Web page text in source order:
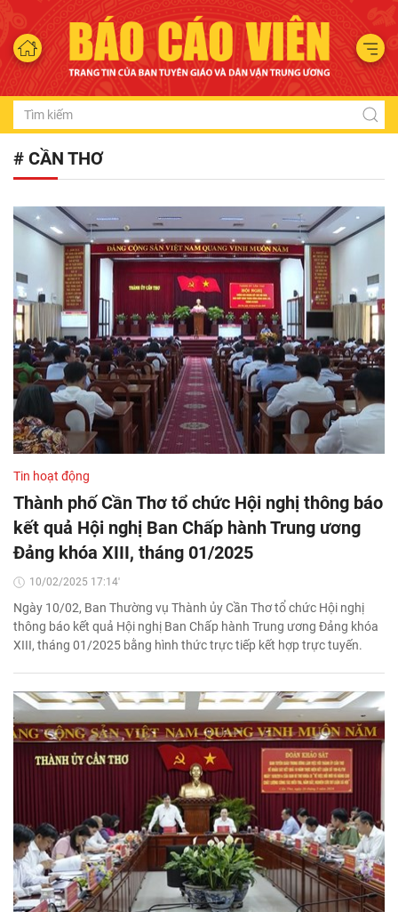
# CẦN THƠ
Tin hoạt động
Thành phố Cần Thơ tổ chức Hội nghị thông báo
kết quả Hội nghị Ban Chấp hành Trung ương
Ðảng khóa XIII, tháng 01/2025
10/02/2025 17:14'
Ngày 10/02, Ban Thường vụ Thành ủy Cần Thơ tổ chức Hội nghị
thông báo kết quả Hội nghị Ban Chấp hành Trung ương Ðảng khóa
XIII, tháng 01/2025 bằng hình thức trực tiếp kết hợp trực tuyến.